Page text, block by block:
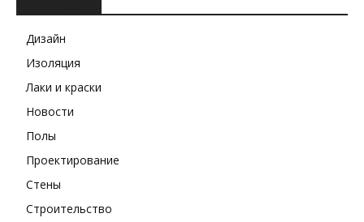
Дизайн
Изоляция
Лаки и краски
Новости
Полы
Проектирование
Стены
Строительство